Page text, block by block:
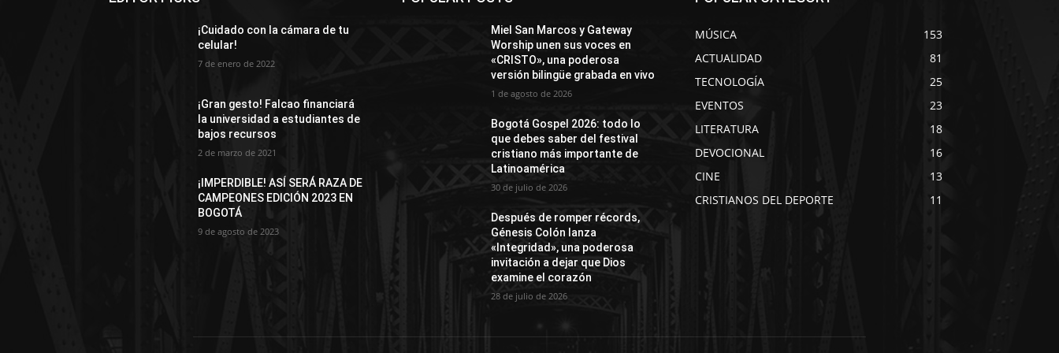
¡Cuidado con la cámara de tu
celular!
7 de enero de 2022
¡Gran gesto! Falcao financiará
la universidad a estudiantes de
bajos recursos
2 de marzo de 2021
¡IMPERDIBLE! ASÍ SERÁ RAZA DE
CAMPEONES EDICIÓN 2023 EN
BOGOTÁ
9 de agosto de 2023
Miel San Marcos y Gateway
Worship unen sus voces en
«CRISTO», una poderosa
versión bilingüe grabada en vivo
1 de agosto de 2026
Bogotá Gospel 2026: todo lo
que debes saber del festival
cristiano más importante de
Latinoamérica
30 de julio de 2026
Después de romper récords,
Génesis Colón lanza
«Integridad», una poderosa
invitación a dejar que Dios
examine el corazón
28 de julio de 2026
MÚSICA
153
ACTUALIDAD
81
TECNOLOGÍA
25
EVENTOS
23
LITERATURA
18
DEVOCIONAL
16
CINE
13
CRISTIANOS DEL DEPORTE
11